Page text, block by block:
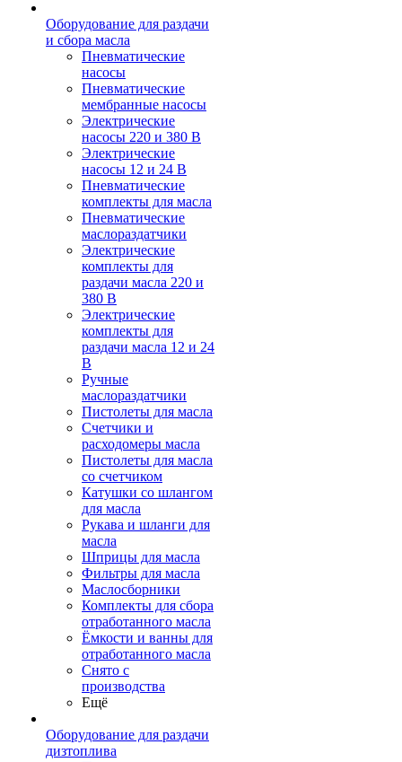
Оборудование для раздачи
и сбора масла
Пневматические
насосы
Пневматические
мембранные насосы
Электрические
насосы 220 и 380 В
Электрические
насосы 12 и 24 В
Пневматические
комплекты для масла
Пневматические
маслораздатчики
Электрические
комплекты для
раздачи масла 220 и
380 В
Электрические
комплекты для
раздачи масла 12 и 24
В
Ручные
маслораздатчики
Пистолеты для масла
Счетчики и
расходомеры масла
Пистолеты для масла
со счетчиком
Катушки со шлангом
для масла
Рукава и шланги для
масла
Шприцы для масла
Фильтры для масла
Маслосборники
Комплекты для сбора
отработанного масла
Ёмкости и ванны для
отработанного масла
Снято с
производства
Ещё
Оборудование для раздачи
дизтоплива